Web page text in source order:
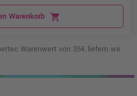
Warenkorb shopping_cart
Warenwert von 35€ liefern wir